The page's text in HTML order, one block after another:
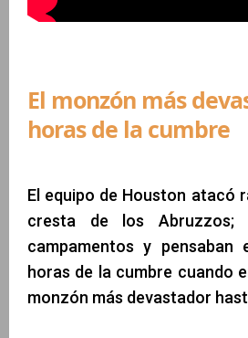
El monzón más
horas de la cumbre
El equipo de Houston atacó
cresta de los Abruzzos;
campamentos y pensaban
horas de la cumbre cuando
monzón más devastador